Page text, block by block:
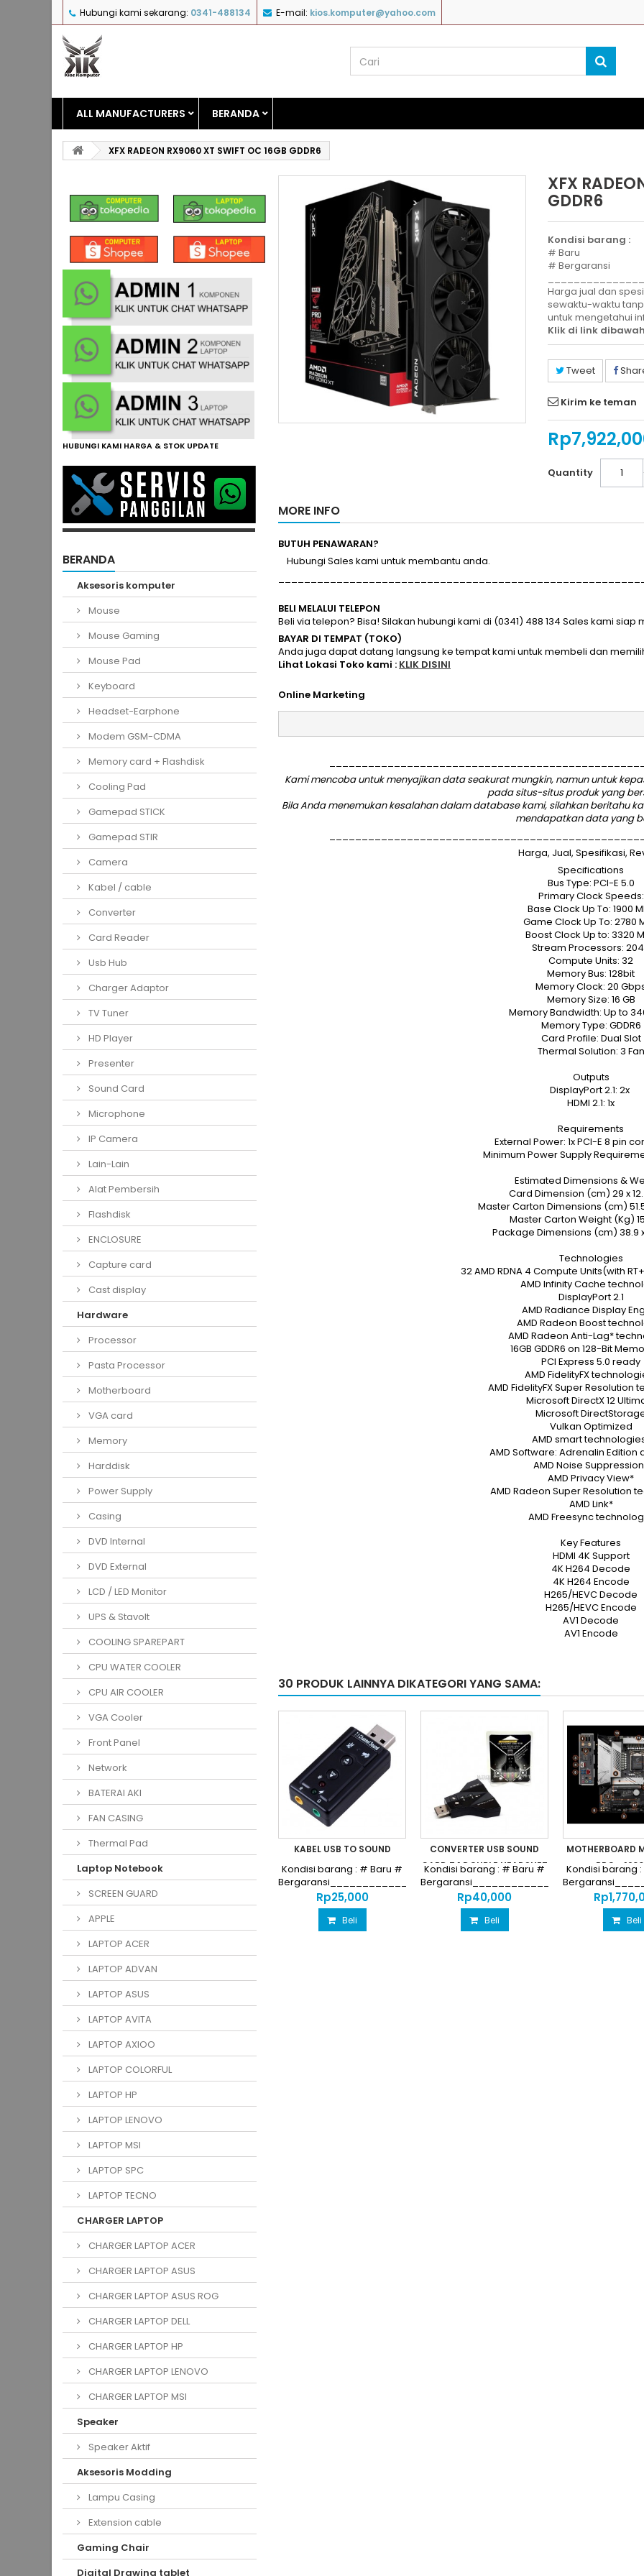
Hubungi kami sekarang: 0341-488134 E-mail: kios.komputer@yahoo.com
ALL MANUFACTURERS BERANDA
XFX RADEON RX9060 XT SWIFT OC 16GB GDDR6
HUBUNGI KAMI HARGA & STOK UPDATE
BERANDA
Aksesoris komputer
Mouse
Mouse Gaming
Mouse Pad
Keyboard
Headset-Earphone
Modem GSM-CDMA
Memory card + Flashdisk
Cooling Pad
Gamepad STICK
Gamepad STIR
Camera
Kabel / cable
Converter
Card Reader
Usb Hub
Charger Adaptor
TV Tuner
HD Player
Presenter
Sound Card
Microphone
IP Camera
Lain-Lain
Alat Pembersih
Flashdisk
ENCLOSURE
Capture card
Cast display
Hardware
Processor
Pasta Processor
Motherboard
VGA card
Memory
Harddisk
Power Supply
Casing
DVD Internal
DVD External
LCD / LED Monitor
UPS & Stavolt
COOLING SPAREPART
CPU WATER COOLER
CPU AIR COOLER
VGA Cooler
Front Panel
Network
BATERAI AKI
FAN CASING
Thermal Pad
Laptop Notebook
SCREEN GUARD
APPLE
LAPTOP ACER
LAPTOP ADVAN
LAPTOP ASUS
LAPTOP AVITA
LAPTOP AXIOO
LAPTOP COLORFUL
LAPTOP HP
LAPTOP LENOVO
LAPTOP MSI
LAPTOP SPC
LAPTOP TECNO
CHARGER LAPTOP
CHARGER LAPTOP ACER
CHARGER LAPTOP ASUS
CHARGER LAPTOP ASUS ROG
CHARGER LAPTOP DELL
CHARGER LAPTOP HP
CHARGER LAPTOP LENOVO
CHARGER LAPTOP MSI
Speaker
Speaker Aktif
Aksesoris Modding
Lampu Casing
Extension cable
Gaming Chair
Digital Drawing tablet
XFX
GDDR6
Kondisi barang :
# Baru
# Bergaransi
Harga jual dan
sewaktu-waktu
untuk mengetahui
Klik di link
Tweet
Kirim ke teman
Quantity
MORE INFO
BUTUH PENAWARAN?
Hubungi Sales kami untuk membantu anda.
BELI MELALUI TELEPON
Beli via telepon? Bisa! Silakan hubungi kami di (0341) 488 134 Sales kami
BAYAR DI TEMPAT (TOKO)
Anda juga dapat datang langsung ke tempat kami untuk membeli dan
Lihat Lokasi Toko kami : KLIK DISINI
Online Marketing
Kami mencoba untuk menyajikan data seakurat mungkin, namun untuk
pada situs-situs produk yang
Bila Anda menemukan kesalahan dalam database kami, silahkanberitahu
mendapatkan data yang
Harga, Jual, Spesifikasi,
Specifications
‍Bus Type: PCI-E 5.0‍
Primary Clock Speeds:
Base Clock Up To: 1900
Game Clock Up To: 2780
Boost Clock Up to: 3320
Stream Processors:
Compute Units: 32
Memory Bus: 128bit
Memory Clock: 20
Memory Size: 16 GB
Memory Bandwidth: Up to
Memory Type: GDDR6
Card Profile: Dual Slot
Thermal Solution: 3 Fan
Outputs
‍DisplayPort 2.1: 2x ‍
HDMI 2.1: 1x
Requirements
‍External Power: 1x PCI-E 8 pin
Minimum Power Supply
Estimated Dimensions &
‍Card Dimension (cm) 29 x
Master Carton Dimensions (cm)
Master Carton Weight (Kg)
Package Dimensions (cm) 38.9 x
Technologies
32 AMD RDNA 4 Compute Units(with
AMD Infinity Cache
DisplayPort 2.1
AMD Radiance Display
AMD Radeon Boost
AMD Radeon Anti-Lag*
16GB GDDR6 on 128-Bit
PCI Express 5.0 ready
AMD FidelityFX
AMD FidelityFX Super Resolution
Microsoft DirectX 12
Microsoft
Vulkan Optimized
AMD smart
AMD Software: Adrenalin Edition
AMD Noise
AMD Privacy View*
AMD Radeon Super Resolution
AMD Link*
AMD Freesync
Key Features
HDMI 4K Support
4K H264 Decode
4K H264 Encode
H265/HEVC Decode
H265/HEVC Encode
AV1 Decode
AV1 Encode
30 PRODUK LAINNYA DIKATEGORI YANG SAMA:
KABEL USB TO SOUND
Kondisi barang : # Baru #
Bergaransi________________________________
Harga...
Rp‎25,000
Beli
CONVERTER USB SOUND
CARD 7.1 DOUBLE HEADSHET
Kondisi barang : # Baru #
Harga...
Rp‎40,000
Beli
MOTHERBOARD
PRO -
Kondisi barang
Harga...
Beli